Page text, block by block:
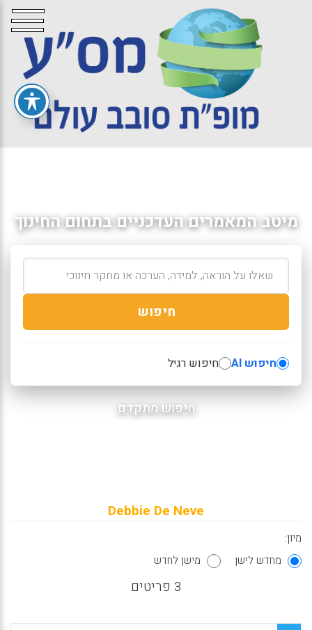
מיטב המאמרים העדכניים בתחום החינוך
חיפוש
חיפוש AI חיפוש רגיל
חיפוש מתקדם
Debbie De Neve
מיון:
מחדש לישן
מישן לחדש
3 פריטים